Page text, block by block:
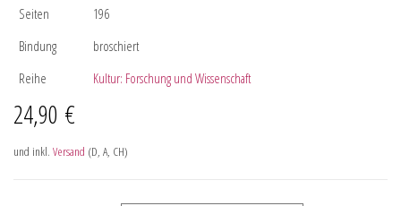
Seiten
196
Bindung
broschiert
Reihe
Kultur: Forschung und Wissenschaft
24,90 €
und inkl. Versand (D, A, CH)